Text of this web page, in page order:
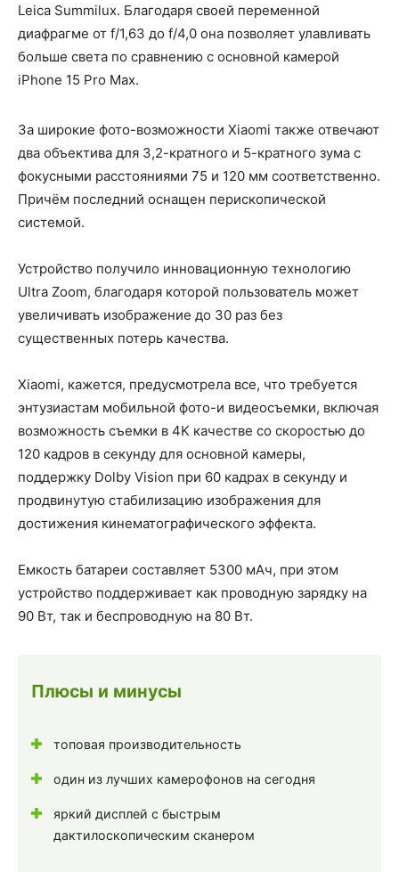
Leica Summilux. Благодаря своей переменной
диафрагме от f/1,63 до f/4,0 она позволяет улавливать
больше света по сравнению с основной камерой
iPhone 15 Pro Max.
За широкие фото-возможности Xiaomi также отвечают
два объектива для 3,2-кратного и 5-кратного зума с
фокусными расстояниями 75 и 120 мм соответственно.
Причём последний оснащен перископической
системой.
Устройство получило инновационную технологию
Ultra Zoom, благодаря которой пользователь может
увеличивать изображение до 30 раз без
существенных потерь качества.
Xiaomi, кажется, предусмотрела все, что требуется
энтузиастам мобильной фото-и видеосъемки, включая
возможность съемки в 4K качестве со скоростью до
120 кадров в секунду для основной камеры,
поддержку Dolby Vision при 60 кадрах в секунду и
продвинутую стабилизацию изображения для
достижения кинематографического эффекта.
Емкость батареи составляет 5300 мАч, при этом
устройство поддерживает как проводную зарядку на
90 Вт, так и беспроводную на 80 Вт.
Плюсы и минусы
топовая производительность
один из лучших камерофонов на сегодня
яркий дисплей с быстрым
дактилоскопическим сканером